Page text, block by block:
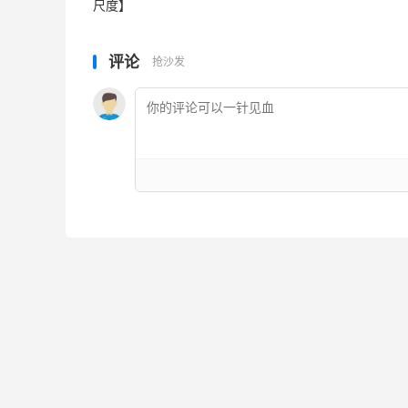
尺度】
评论 抢沙发